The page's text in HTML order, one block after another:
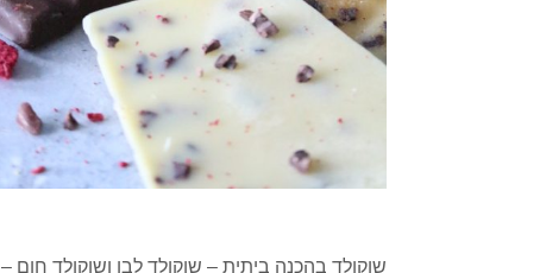
שוקולד בהכנה ביתית – שוקולד לבן ושוקולד